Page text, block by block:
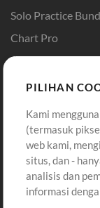
Solo Practice
Chart Pro
Template
Sound
Pembelian
Beli Kredit
Konten Gratis
Permintaan Lagu
PILIHAN
Kami
(termasuk
web kami,
situs, dan -
analisis dan
informasi